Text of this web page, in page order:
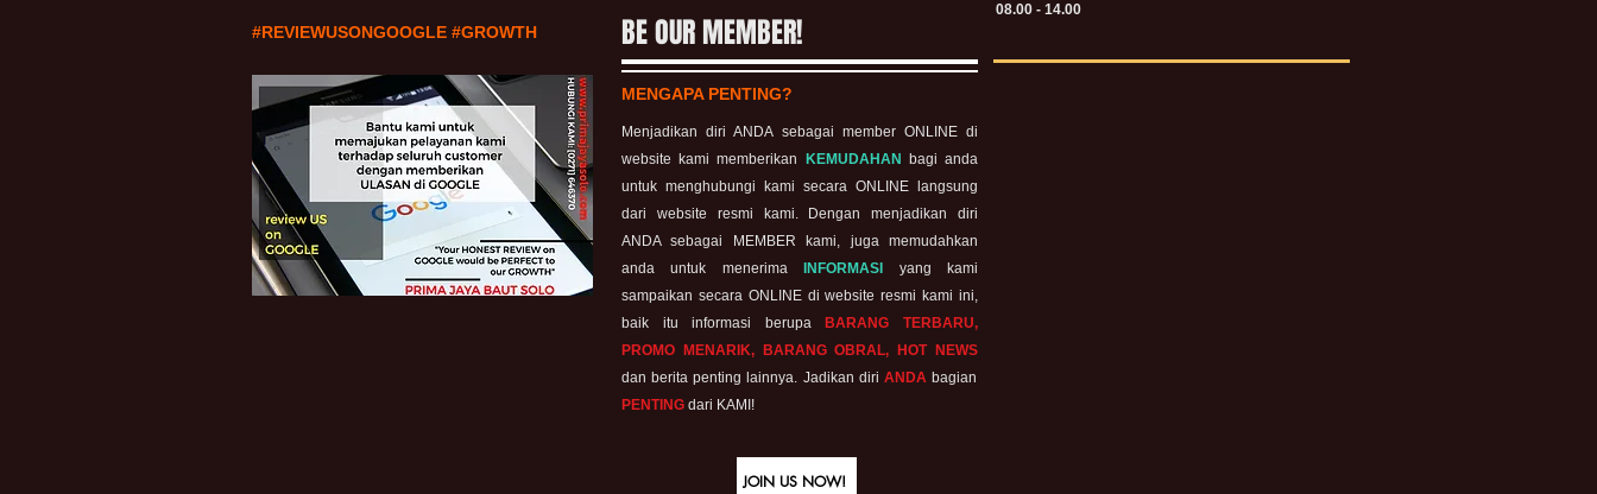
#REVIEWUSONGOOGLE #GROWTH BE OUR MEMBER!
08.00 - 14.00
MENGAPA PENTING?
Menjadikan diri ANDA sebagai member ONLINE di
website kami memberikan
KEMUDAHAN
bagi anda
untuk menghubungi kami secara ONLINE langsung
dari website resmi kami. Dengan menjadikan diri
ANDA sebagai MEMBER kami, juga memudahkan
anda untuk menerima
INFORMASI
yang kami
sampaikan secara ONLINE di website resmi kami ini,
baik itu informasi berupa
BARANG TERBARU,
PROMO MENARIK, BARANG OBRAL, HOT NEWS
dan berita penting lainnya. Jadikan diri ANDAbagian
PENTING dari KAMI!
JOIN US NOW!